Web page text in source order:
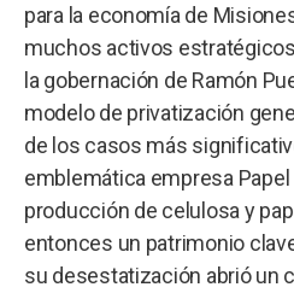
para la economía de
muchos activos
la gobernación de Ramón
modelo de privatización
de los casos más
emblemática empresa
producción de celulosa y
entonces un patrimonio
su desestatización abrió un